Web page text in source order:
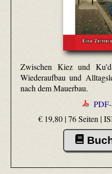
Zwischen Kiez und
Wiederaufbau und
nach dem Mauerbau.
€ 19,80 | 76 Seiten |